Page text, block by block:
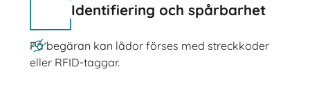
Identifiering och spårbarhet
På begäran kan lådor förses med streckkoder
eller RFID-taggar.